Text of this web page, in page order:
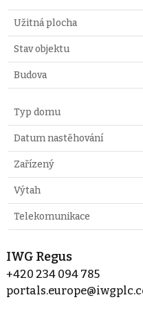
Užitná plocha
Stav objektu
Budova
Typ domu
Datum nastěhování
Zařízený
Výtah
Telekomunikace
IWG Regus
+420 234 094 785